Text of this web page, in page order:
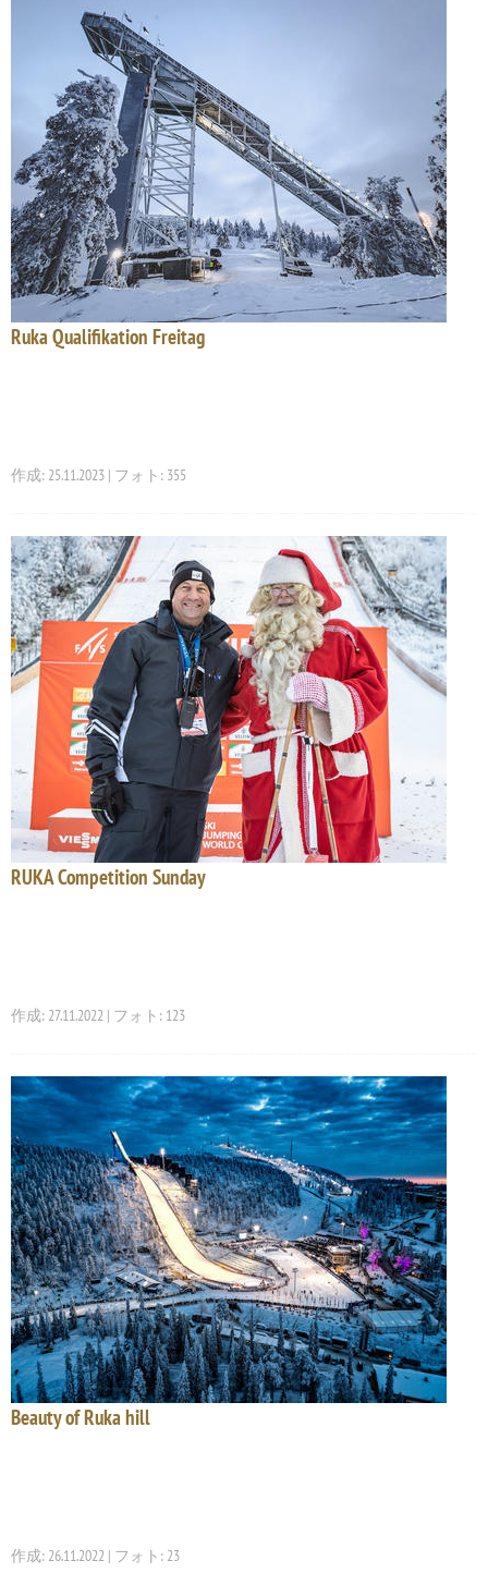
Ruka Qualifikation Freitag
作成: 25.11.2023 | フォト: 355
RUKA Competition Sunday
作成: 27.11.2022 | フォト: 123
Beauty of Ruka hill
作成: 26.11.2022 | フォト: 23